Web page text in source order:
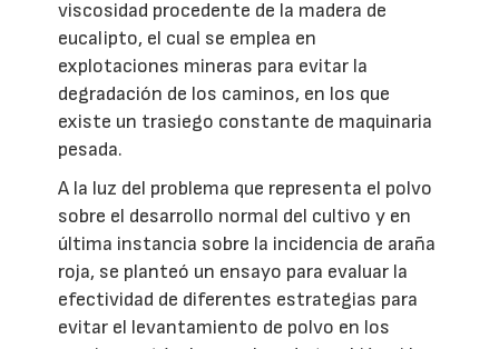
viscosidad procedente de la madera de
eucalipto, el cual se emplea en
explotaciones mineras para evitar la
degradación de los caminos, en los que
existe un trasiego constante de maquinaria
pesada.
A la luz del problema que representa el polvo
sobre el desarrollo normal del cultivo y en
última instancia sobre la incidencia de araña
roja, se planteó un ensayo para evaluar la
efectividad de diferentes estrategias para
evitar el levantamiento de polvo en los